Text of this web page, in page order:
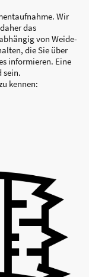
Wir
das
von Weide-
die Sie über
informieren. Eine
sein.
kennen: